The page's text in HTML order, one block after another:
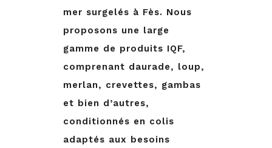
mer surgelés à Fès. Nous
proposons une large
gamme de produits IQF,
comprenant daurade, loup,
merlan, crevettes, gambas
et bien d’autres,
conditionnés en colis
adaptés aux besoins